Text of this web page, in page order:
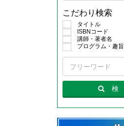
こだわり検索
タイトル
ISBNコード
講師・著者名
プログラム・趣旨
検